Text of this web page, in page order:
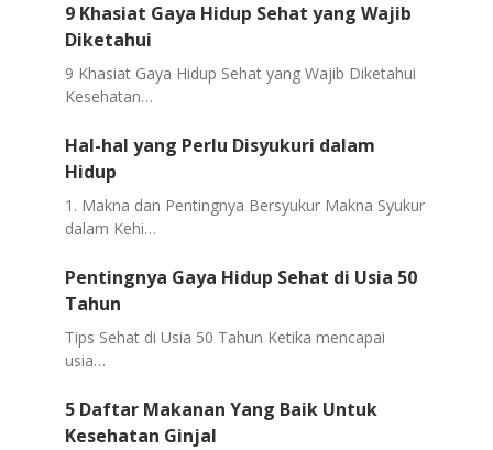
9 Khasiat Gaya Hidup Sehat yang Wajib
Diketahui
9 Khasiat Gaya Hidup Sehat yang Wajib Diketahui
Kesehatan…
Hal-hal yang Perlu Disyukuri dalam
Hidup
1. Makna dan Pentingnya Bersyukur Makna Syukur
dalam Kehi…
Pentingnya Gaya Hidup Sehat di Usia 50
Tahun
Tips Sehat di Usia 50 Tahun Ketika mencapai
usia…
5 Daftar Makanan Yang Baik Untuk
Kesehatan Ginjal